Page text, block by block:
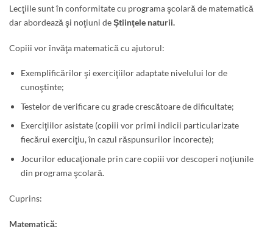
Lecţiile sunt în conformitate cu programa şcolară de matematică
dar abordează şi noţiuni deŞtiinţele naturii.
Copiii vor învăţa matematică cu ajutorul:
Exemplificărilor şi exerciţiilor adaptate nivelului lor de
cunoştinte;
Testelor de verificare cu grade crescătoare de dificultate;
Exerciţiilor asistate (copiii vor primi indicii particularizate
fiecărui exerciţiu, în cazul răspunsurilor incorecte);
Jocurilor educaţionale prin care copiii vor descoperi noţiunile
din programa şcolară.
Cuprins:
Matematică: